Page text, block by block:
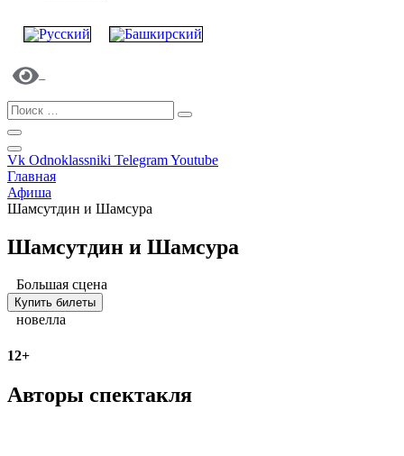
Vk Odnoklassniki TelegramYoutube
Главная
Афиша
Шамсутдин и Шамсура
Шамсутдин и Шамсура
Большая сцена
Купить билеты
новелла
12+
Авторы спектакля